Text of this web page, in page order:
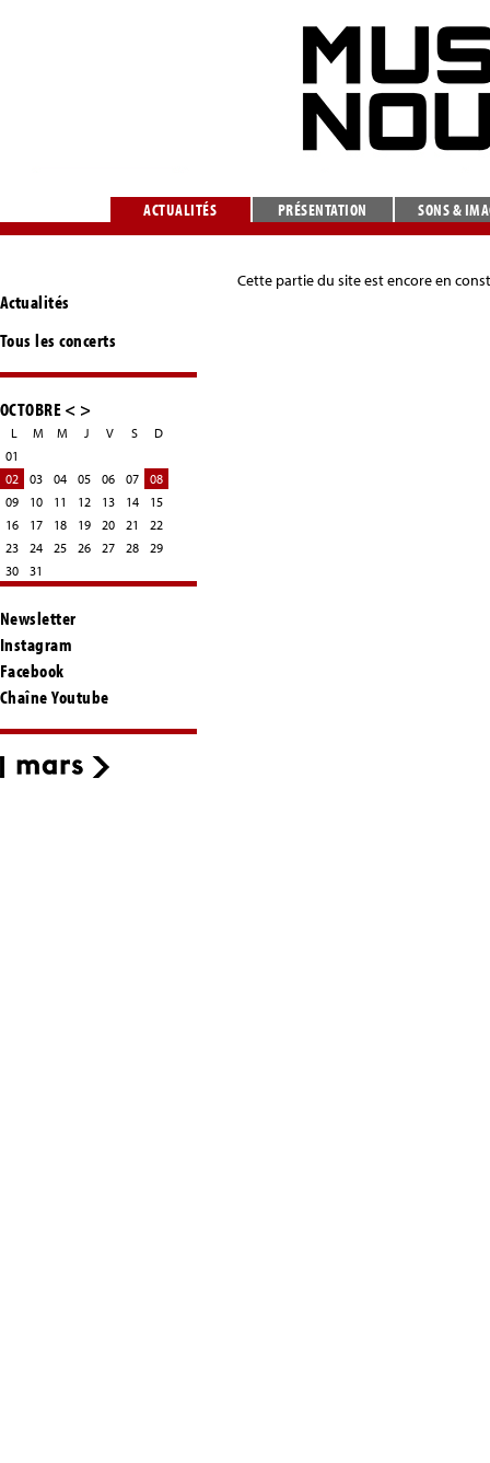
ACTUALITÉS PRÉSENTATION SONS &
Actualités
Tous les concerts
OCTOBRE< >
L M M J V S
D
01
02
03 04 05 06 07
08
09
10 11 12 13 14
15
16
17 18 19 20 21
22
23
24 25 26 27 28
29
30
31
Newsletter
Instagram
Facebook
Chaîne Youtube
Cette partie du site est encore en